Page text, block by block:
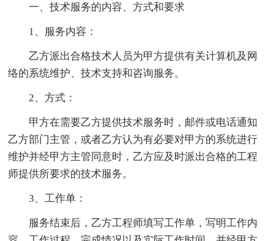
一、技术服务的内容、方式和要求
1、服务内容：
乙方派出合格技术人员为甲方提供有关计算机及网
络的系统维护、技术支持和咨询服务。
2、方式：
甲方在需要乙方提供技术服务时，邮件或电话通知
乙方部门主管，或者乙方认为有必要对甲方的系统进行
维护并经甲方主管同意时，乙方应及时派出合格的工程
师提供所要求的技术服务。
3、工作单：
服务结束后，乙方工程师填写工作单，写明工作内